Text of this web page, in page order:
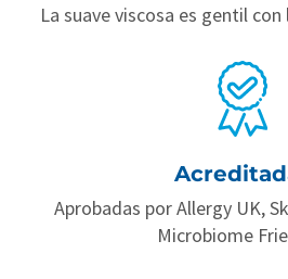
La suave viscosa es gentil
Aprobadas por Allergy UK,
Microbiome